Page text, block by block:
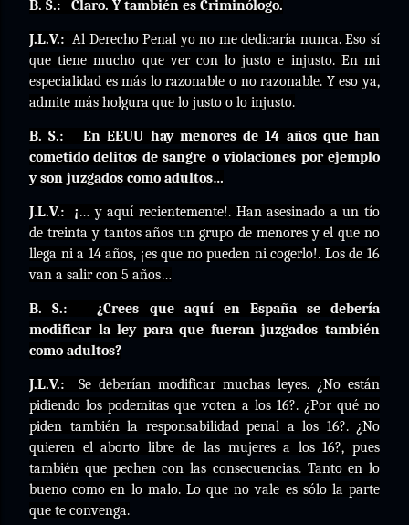
B. S.: Claro. Y también es Criminólogo.
J.L.V.: Al Derecho Penal yo no me dedicaría nunca. Eso sí
que tiene mucho que ver con lo justo e injusto. En mi
especialidad es más lo razonable o no razonable. Y eso ya,
admite más holgura que lo justo o lo injusto.
B. S.:
En EEUU hay menores de 14 años que han
cometido delitos de sangre o violaciones por ejemplo
y son juzgados como adultos…
J.L.V.: ¡… y aquí recientemente!. Han asesinado a un tío
de treinta y tantos años un grupo de menores y el que no
llega ni a 14 años, ¡es que no pueden ni cogerlo!. Los de 16
van a salir con 5 años…
B. S.:
¿Crees que aquí en España se debería
modificar la ley para que fueran juzgados también
como adultos?
J.L.V.:
Se deberían modificar muchas leyes. ¿No están
pidiendo los podemitas que voten a los 16?. ¿Por qué no
piden también la responsabilidad penal a los 16?. ¿No
quieren el aborto libre de las mujeres a los 16?, pues
también que pechen con las consecuencias. Tanto en lo
bueno como en lo malo. Lo que no vale es sólo la parte
que te convenga.